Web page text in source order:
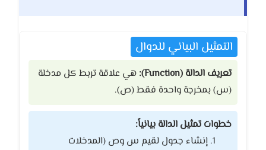
التمثيل البياني للدوال
تعريف الدالة (Function):
هي علاقة تربط كل مدخلة
(س) بمخرجة واحدة فقط (ص).
خطوات تمثيل الدالة بيانياً:
إنشاء جدول لقيم س وص (المدخلات